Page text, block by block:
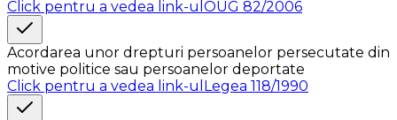
Click pentru a vedea link-ul OUG 82/2006
Acordarea unor drepturi persoanelor persecutate din
motive politice sau persoanelor deportate
Click pentru a vedea link-ul Legea 118/1990